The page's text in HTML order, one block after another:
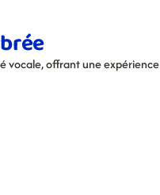
vocale, offrant une expérience